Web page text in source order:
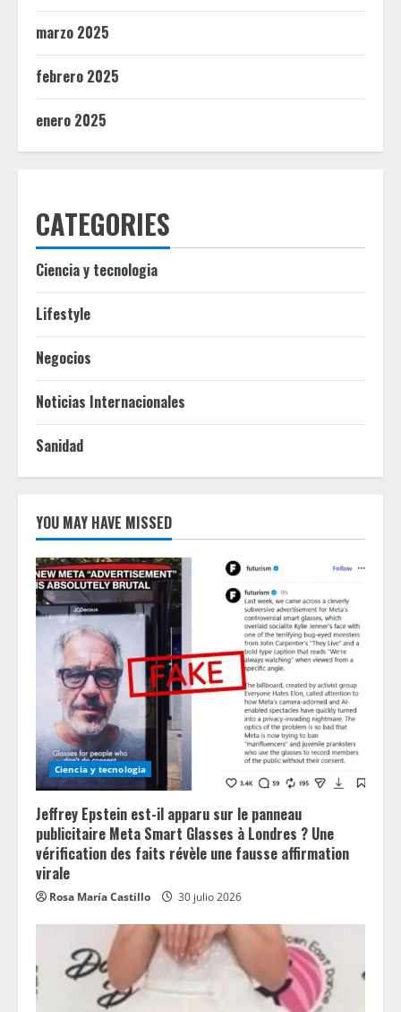
marzo 2025
febrero 2025
enero 2025
CATEGORIES
Ciencia y tecnologia
Lifestyle
Negocios
Noticias Internacionales
Sanidad
YOU MAY HAVE MISSED
Ciencia y tecnologia
Jeffrey Epstein est-il apparu sur le panneau
publicitaire Meta Smart Glasses à Londres ? Une
vérification des faits révèle une fausse affirmation
virale
Rosa María Castillo 30 julio 2026